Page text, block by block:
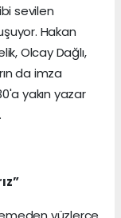
sevilen
Hakan
Olcay Dağlı,
da imza
yakın yazar